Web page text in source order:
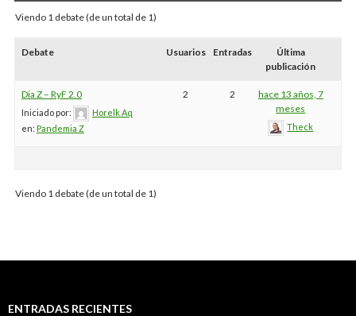
Viendo 1 debate (de un total de 1)
Debate Usuarios Entradas
Última
publicación
Dia Z – RyF 2.0
Iniciado por:
Horelk Aq
en: Pandemia Z
2 2
hace 13 años, 7
meses
Theck
Viendo 1 debate (de un total de 1)
ENTRADAS RECIENTES